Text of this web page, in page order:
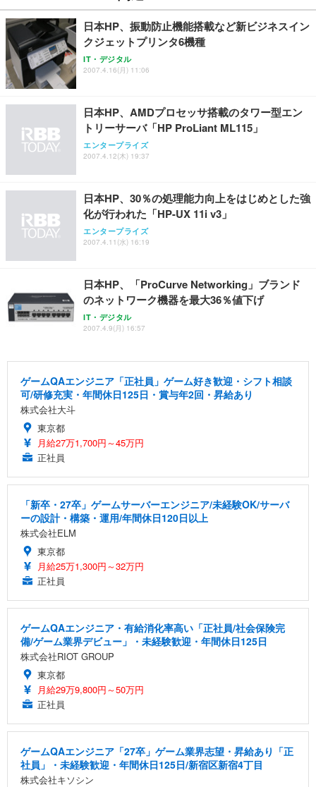
日本HP、振動防止機能搭載など新ビジネスイン
クジェットプリンタ6機種
IT・デジタル
2007.4.16(月) 11:06
日本HP、AMDプロセッサ搭載のタワー型エン
トリーサーバ「HP ProLiant ML115」
エンタープライズ
2007.4.12(木) 19:37
日本HP、30％の処理能力向上をはじめとした強
化が行われた「HP-UX 11i v3」
エンタープライズ
2007.4.11(水) 16:19
日本HP、「ProCurve Networking」ブランド
のネットワーク機器を最大36％値下げ
IT・デジタル
2007.4.9(月) 16:57
ゲームQAエンジニア「正社員」ゲーム好き歓迎・シフト相談
可/研修充実・年間休日125日・賞与年2回・昇給あり
株式会社大斗
東京都
月給27万1,700円～45万円
正社員
「新卒・27卒」ゲームサーバーエンジニア/未経験OK/サーバ
ーの設計・構築・運用/年間休日120日以上
株式会社ELM
東京都
月給25万1,300円～32万円
正社員
ゲームQAエンジニア・有給消化率高い「正社員/社会保険完
備/ゲーム業界デビュー」・未経験歓迎・年間休日125日
株式会社RIOT GROUP
東京都
月給29万9,800円～50万円
正社員
ゲームQAエンジニア「27卒」ゲーム業界志望・昇給あり「正
社員」・未経験歓迎・年間休日125日/新宿区新宿4丁目
株式会社キソシン